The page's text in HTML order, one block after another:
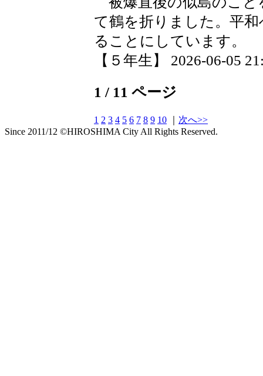
て鶴を折りました。平
ることにしています。
【５年生】 2026-06-05
1 / 11 ページ
1 2 3 4 5 6 7 8 9 10
次へ>>
Since 2011/12 ©HIROSHIMA City All Rights Reserved.